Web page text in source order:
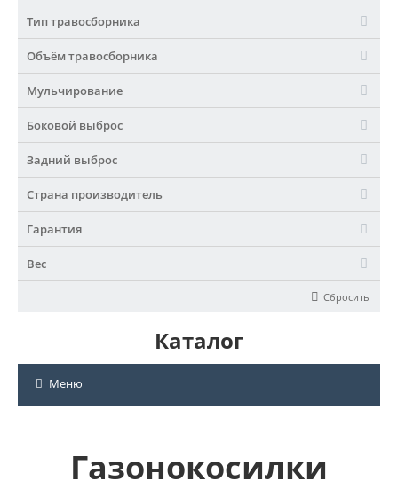
Тип травосборника
Объём травосборника
Мульчирование
Боковой выброс
Задний выброс
Страна производитель
Гарантия
Вес
Сбросить
Каталог
Меню
Газонокосилки